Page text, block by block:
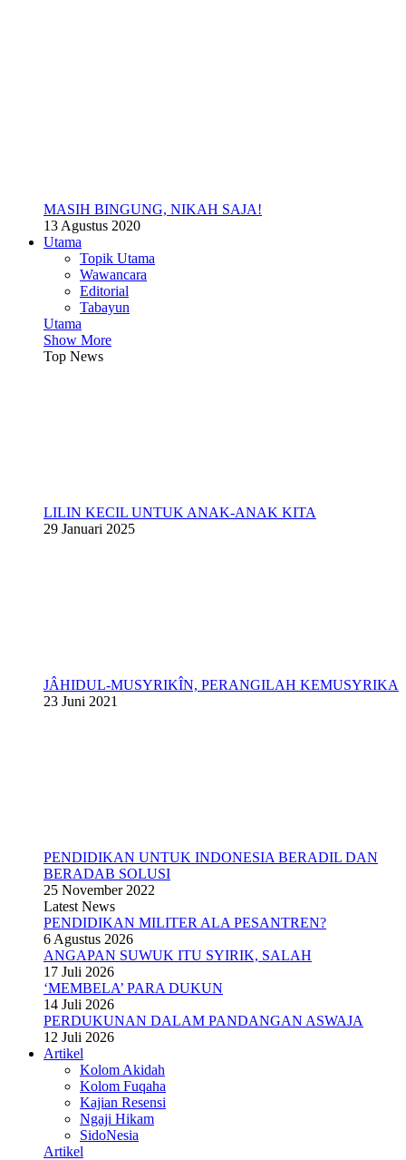
MASIH BINGUNG, NIKAH SAJA!
13 Agustus 2020
Utama
Topik Utama
Wawancara
Editorial
Tabayun
Utama
Show More
Top News
LILIN KECIL UNTUK ANAK-ANAK KITA
29 Januari 2025
JÂHIDUL-MUSYRIKÎN, PERANGILAH KEMUSYRIKA
23 Juni 2021
PENDIDIKAN UNTUK INDONESIA BERADIL DAN
BERADAB SOLUSI
25 November 2022
Latest News
PENDIDIKAN MILITER ALA PESANTREN?
6 Agustus 2026
ANGAPAN SUWUK ITU SYIRIK, SALAH
17 Juli 2026
‘MEMBELA’ PARA DUKUN
14 Juli 2026
PERDUKUNAN DALAM PANDANGAN ASWAJA
12 Juli 2026
Artikel
Kolom Akidah
Kolom Fuqaha
Kajian Resensi
Ngaji Hikam
SidoNesia
Artikel